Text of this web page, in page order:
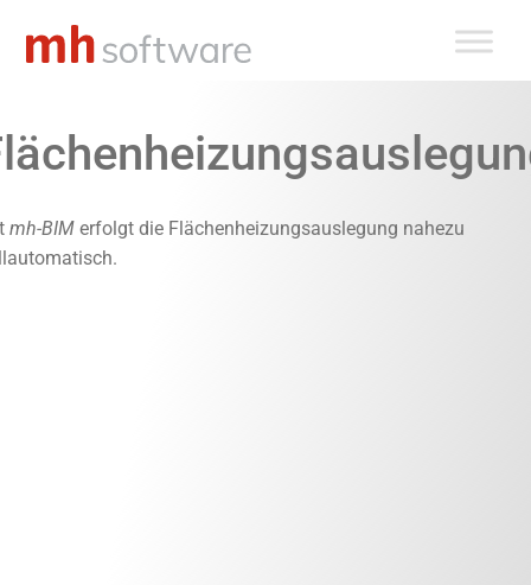
Inhalt
mh-BIMerfolgt die Flächenheizungsauslegung nahezu